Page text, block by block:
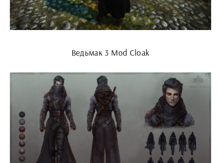
Ведьмак 3 Mod Cloak